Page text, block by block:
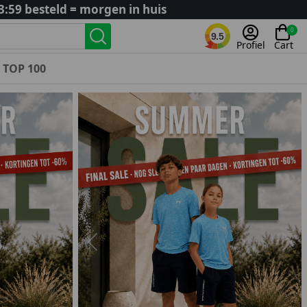
besteld = morgen in huis
9.5
Profiel
0
Cart
Landenteams
Nederland
Algerije
Argentinië
België
Curaçao
Duitsland
Engeland
Frankrijk
Kroatië
TOP 100
Previous